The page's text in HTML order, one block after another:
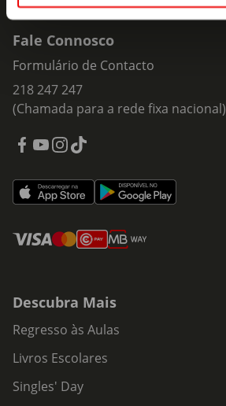
Fale Connosco
Formulário de Contacto
218 247 247
(Chamada para a rede fixa nacional)
Descubra Mais
Regresso às Aulas
Livros Escolares
Singles' Day